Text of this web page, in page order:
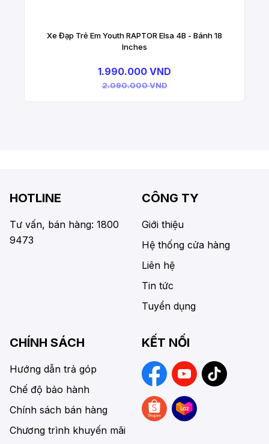
Xe Đạp Trẻ Em Youth RAPTOR Elsa 4B - Bánh 18
Inches
1.990.000 VND
2.090.000 VND
HOTLINE
Tư vấn, bán hàng: 1800
9473
CÔNG TY
Giới thiệu
Hệ thống cửa hàng
Liên hệ
Tin tức
Tuyển dụng
CHÍNH SÁCH
Hướng dẫn trả góp
Chế độ bảo hành
Chính sách bán hàng
Chương trình khuyến mãi
KẾT NỐI